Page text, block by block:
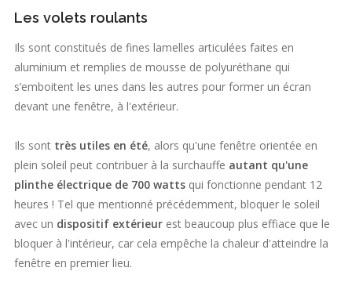
Les volets roulants
Ils sont constitués de fines lamelles articulées faites en
aluminium et remplies de mousse de polyuréthane qui
s’emboitent les unes dans les autres pour former un écran
devant une fenêtre, à l'extérieur.
Ils sont très utiles en été, alors qu'une fenêtre orientée en
plein soleil peut contribuer à la surchauffe autant qu'une
plinthe électrique de 700 watts qui fonctionne pendant 12
heures ! Tel que mentionné précédemment, bloquer le soleil
avec un dispositif extérieur est beaucoup plus effiace que le
bloquer à l'intérieur, car cela empêche la chaleur d'atteindre la
fenêtre en premier lieu.